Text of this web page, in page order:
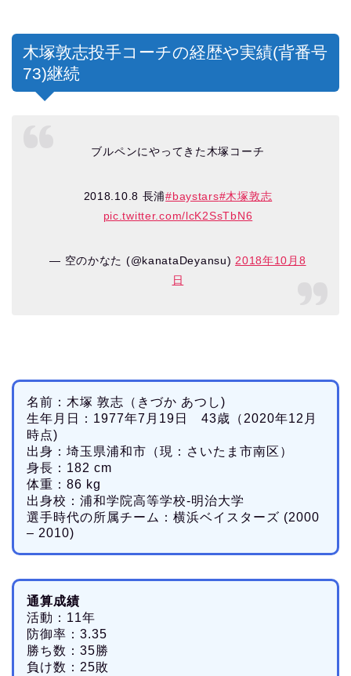
木塚敦志投手コーチの経歴や実績(背番号
73)継続
ブルペンにやってきた木塚コーチ
2018.10.8 長浦#baystars#木塚敦志
pic.twitter.com/lcK2SsTbN6
— 空のかなた (@kanataDeyansu) 2018年10月8
日
名前：木塚 敦志（きづか あつし)
生年月日：1977年7月19日 43歳（2020年12月
時点)
出身：埼玉県浦和市（現：さいたま市南区）
身長：182 cm
体重：86 kg
出身校：浦和学院高等学校-明治大学
選手時代の所属チーム：横浜ベイスターズ (2000
– 2010)
通算成績
活動：11年
防御率：3.35
勝ち数：35勝
負け数：25敗